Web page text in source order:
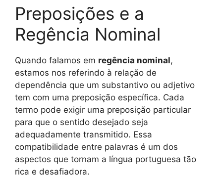
Preposições e a
Regência Nominal
Quando falamos em regência nominal,
estamos nos referindo à relação de
dependência que um substantivo ou adjetivo
tem com uma preposição específica. Cada
termo pode exigir uma preposição particular
para que o sentido desejado seja
adequadamente transmitido. Essa
compatibilidade entre palavras é um dos
aspectos que tornam a língua portuguesa tão
rica e desafiadora.